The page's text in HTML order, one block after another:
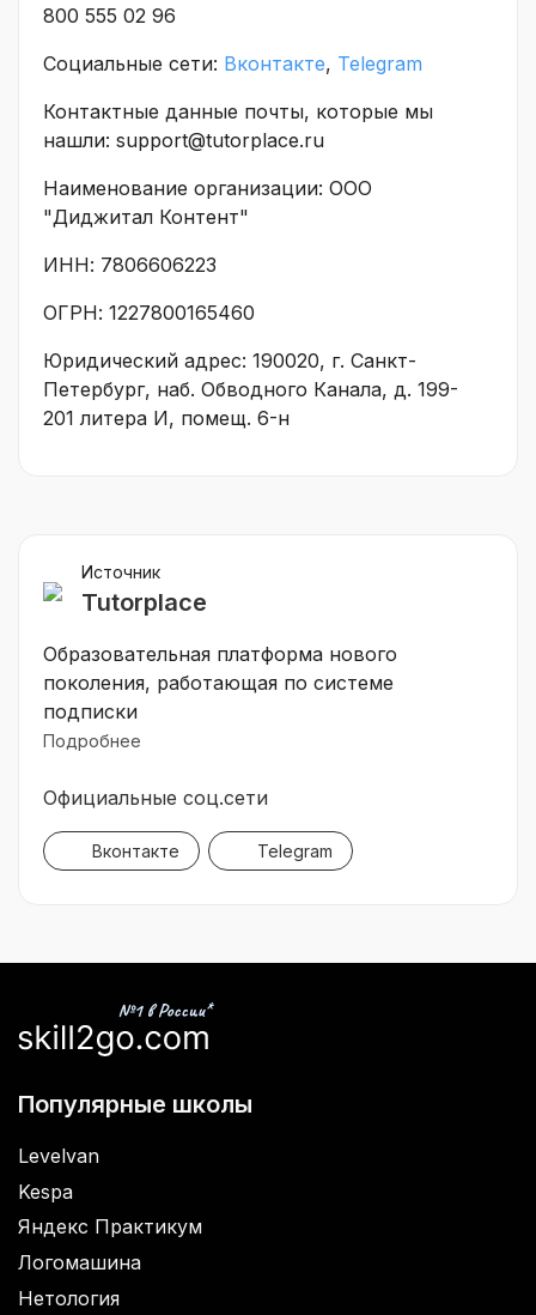
800 555 02 96
Социальные сети: Вконтакте, Telegram
Контактные данные почты, которые мы
нашли: support@tutorplace.ru
Наименование организации: ООО
"Диджитал Контент"
ИНН: 7806606223
ОГРН: 1227800165460
Юридический адрес: 190020, г. Санкт-
Петербург, наб. Обводного Канала, д. 199-
201 литера И, помещ. 6-н
Источник
Tutorplace
Образовательная платформа нового
поколения, работающая по системе
подписки
Подробнее
Официальные соц.сети
Вконтакте Telegram
Популярные школы
Levelvan
Kespa
Яндекс Практикум
Логомашина
Нетология